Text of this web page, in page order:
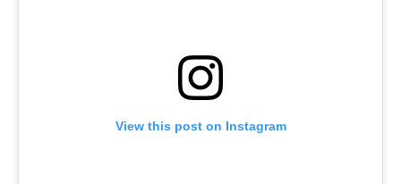
View this post on Instagram